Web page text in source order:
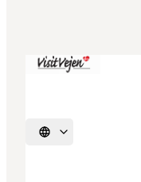
Vælg sprog